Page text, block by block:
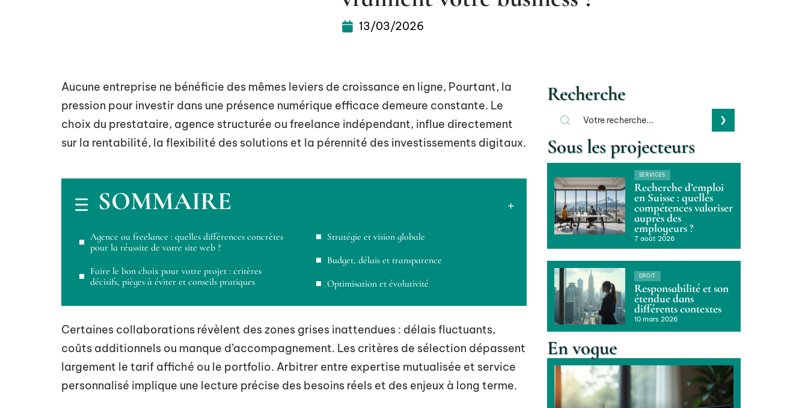
13/03/2026
Aucune entreprise ne bénéficie des mêmes leviers de croissance en ligne, Pourtant, la
pression pour investir dans une présence numérique efficace demeure constante. Le
choix du prestataire, agence structurée ou freelance indépendant, influe directement
sur la rentabilité, la flexibilité des solutions et la pérennité des investissements digitaux.
SOMMAIRE
Agence ou freelance : quelles différences concrètes
pour la réussite de votre site web ?
Faire le bon choix pour votre projet : critères
décisifs, pièges à éviter et conseils pratiques
Stratégie et vision globale
Budget, délais et transparence
Optimisation et évolutivité
Certaines collaborations révèlent des zones grises inattendues : délais fluctuants,
coûts additionnels ou manque d’accompagnement. Les critères de sélection dépassent
largement le tarif affiché ou le portfolio. Arbitrer entre expertise mutualisée et service
personnalisé implique une lecture précise des besoins réels et des enjeux à long terme.
Recherche
Sous les projecteurs
SERVICES
Recherche d’emploi
en Suisse : quelles
compétences valoriser
auprès des
employeurs ?
7 août 2026
DROIT
Responsabilité et son
étendue dans
différents contextes
10 mars 2026
En vogue